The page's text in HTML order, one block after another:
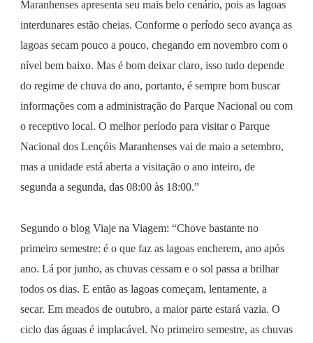
Maranhenses apresenta seu mais belo cenário, pois as lagoas
interdunares estão cheias. Conforme o período seco avança as
lagoas secam pouco a pouco, chegando em novembro com o
nível bem baixo. Mas é bom deixar claro, isso tudo depende
do regime de chuva do ano, portanto, é sempre bom buscar
informações com a administração do Parque Nacional ou com
o receptivo local. O melhor período para visitar o Parque
Nacional dos Lençóis Maranhenses vai de maio a setembro,
mas a unidade está aberta a visitação o ano inteiro, de
segunda a segunda, das 08:00 às 18:00.”
Segundo o blog Viaje na Viagem: “Chove bastante no
primeiro semestre: é o que faz as lagoas encherem, ano após
ano. Lá por junho, as chuvas cessam e o sol passa a brilhar
todos os dias. E então as lagoas começam, lentamente, a
secar. Em meados de outubro, a maior parte estará vazia. O
ciclo das águas é implacável. No primeiro semestre, as chuvas